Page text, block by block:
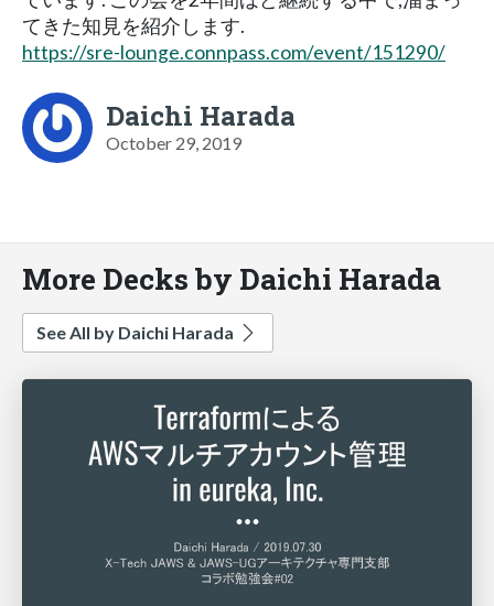
てきた知見を紹介します.
https://sre-lounge.connpass.com/event/151290/
Daichi Harada
October 29, 2019
More Decks by Daichi Harada
See All by Daichi Harada